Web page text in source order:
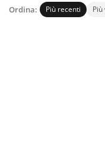
Italiano
Ordina: Più recenti